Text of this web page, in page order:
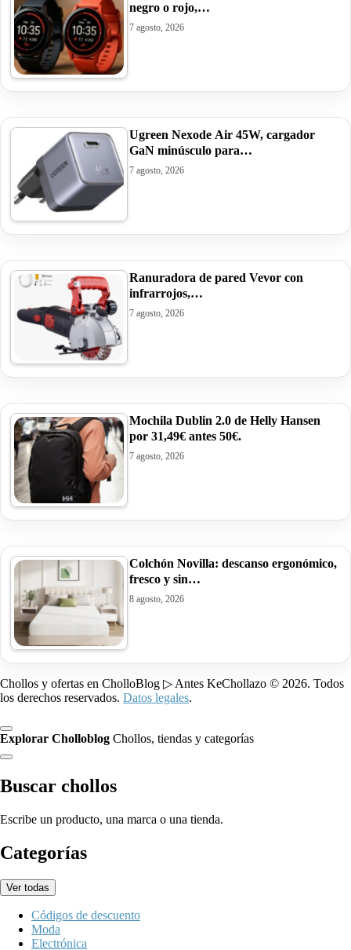
negro o rojo,…
7 agosto, 2026
Ugreen Nexode Air 45W, cargador
GaN minúsculo para…
7 agosto, 2026
Ranuradora de pared Vevor con
infrarrojos,…
7 agosto, 2026
Mochila Dublin 2.0 de Helly Hansen
por 31,49€ antes 50€.
7 agosto, 2026
Colchón Novilla: descanso ergonómico,
fresco y sin…
8 agosto, 2026
Chollos y ofertas en CholloBlog ▷ Antes KeChollazo © 2026. Todos
los derechos reservados. Datos legales.
Explorar Cholloblog Chollos, tiendas y categorías
Buscar chollos
Escribe un producto, una marca o una tienda.
Categorías
Ver todas
Códigos de descuento
Moda
Electrónica